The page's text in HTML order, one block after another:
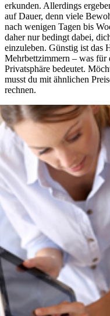
erkunden. Allerdings
auf Dauer, denn viele
nach wenigen Tagen bis
daher nur bedingt dabei,
einzuleben. Günstig ist das
Mehrbettzimmern – was für
Privatsphäre bedeutet.
musst du mit ähnlichen
rechnen.